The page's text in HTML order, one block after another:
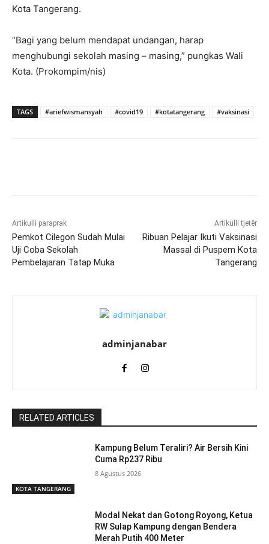
Kota Tangerang.
“Bagi yang belum mendapat undangan, harap
menghubungi sekolah masing – masing,” pungkas Wali
Kota. (Prokompim/nis)
TAGS #ariefwismansyah #covid19 #kotatangerang #vaksinasi
Artikulli paraprak
Pemkot Cilegon Sudah Mulai
Uji Coba Sekolah
Pembelajaran Tatap Muka
Artikulli tjetër
Ribuan Pelajar Ikuti Vaksinasi
Massal di Puspem Kota
Tangerang
adminjanabar
RELATED ARTICLES
KOTA TANGERANG
Kampung Belum Teraliri? Air Bersih Kini
Cuma Rp237 Ribu
8 Agustus 2026
Modal Nekat dan Gotong Royong, Ketua
RW Sulap Kampung dengan Bendera
Merah Putih 400 Meter